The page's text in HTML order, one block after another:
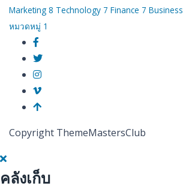
Marketing 8 Technology 7 Finance 7 Business
หมวดหมู่ 1
Copyright ThemeMastersClub
คลังเก็บ